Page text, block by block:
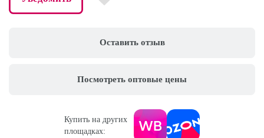
Оставить отзыв
Посмотреть оптовые цены
Купить на других
площадках: